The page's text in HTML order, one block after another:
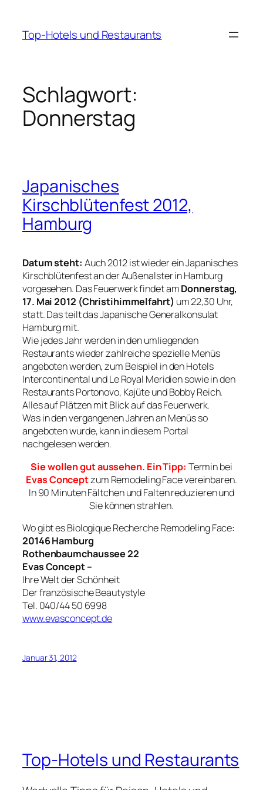
springen
Top-Hotels und Restaurants
Schlagwort:
Donnerstag
Japanisches
Kirschblütenfest 2012,
Hamburg
Datum steht: Auch 2012 ist wieder ein Japanisches
Kirschblütenfest an der Außenalster in Hamburg
vorgesehen. Das Feuerwerk findet amDonnerstag,
17. Mai 2012 (Christihimmelfahrt) um 22,30 Uhr,
statt. Das teilt das Japanische Generalkonsulat
Hamburg mit.
Wie jedes Jahr werden in den umliegenden
Restaurants wieder zahlreiche spezielle Menüs
angeboten werden, zum Beispiel in den Hotels
Intercontinental und Le Royal Meridien sowie in den
Restaurants Portonovo, Kajüte und Bobby Reich.
Alles auf Plätzen mit Blick auf das Feuerwerk.
Was in den vergangenen Jahren an Menüs so
angeboten wurde, kann in diesem Portal
nachgelesen werden.
Sie wollen gut aussehen. Ein Tipp: Termin bei
Evas Conceptzum Remodeling Face vereinbaren.
In 90 Minuten Fältchen und Falten reduzieren und
Sie können strahlen.
Wo gibt es Biologique Recherche Remodeling Face:
20146 Hamburg
Rothenbaumchaussee 22
Evas Concept –
Ihre Welt der Schönheit
Der französische Beautystyle
Tel. 040/44 50 6998
www.evasconcept.de
Januar 31, 2012
Top-Hotels und Restaurants